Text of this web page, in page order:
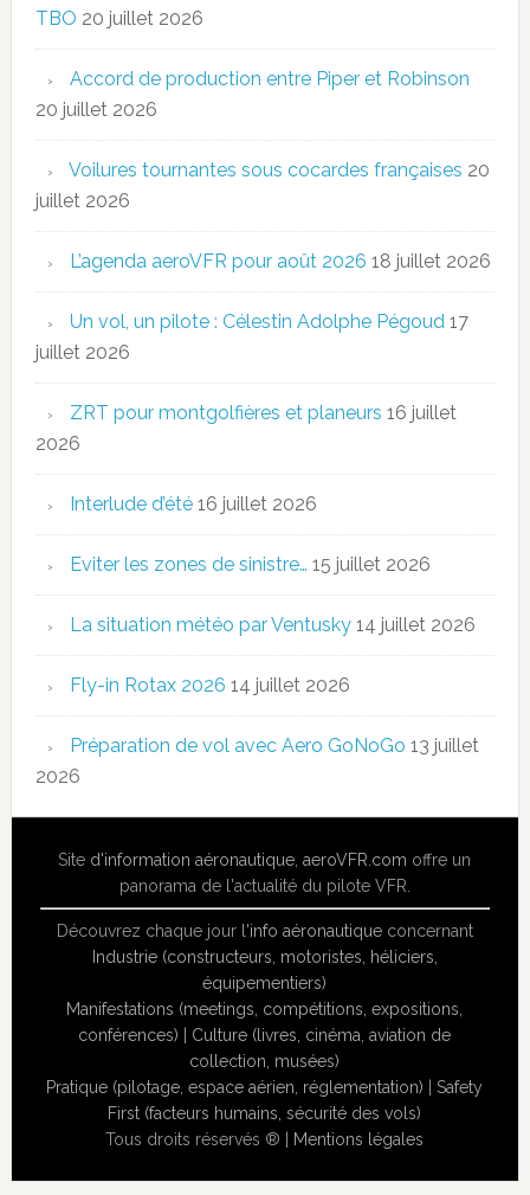
TBO 20 juillet 2026
Accord de production entre Piper et Robinson
20 juillet 2026
Voilures tournantes sous cocardes françaises 20
juillet 2026
L’agenda aeroVFR pour août 2026 18 juillet 2026
Un vol, un pilote : Célestin Adolphe Pégoud 17
juillet 2026
ZRT pour montgolfières et planeurs 16 juillet
2026
Interlude d’été 16 juillet 2026
Eviter les zones de sinistre… 15 juillet 2026
La situation météo par Ventusky 14 juillet 2026
Fly-in Rotax 2026 14 juillet 2026
Préparation de vol avec Aero GoNoGo 13 juillet
2026
Site d'information aéronautique,aeroVFR.com offre un
panorama de l'actualité du pilote VFR.
Découvrez chaque jour l'info aéronautiqueconcernant
Industrie (constructeurs, motoristes, héliciers,
équipementiers)
Manifestations (meetings, compétitions, expositions,
conférences)
Culture (livres, cinéma, aviation de
collection, musées)
Pratique (pilotage, espace aérien, réglementation) |Safety
First (facteurs humains, sécurité des vols)
Tous droits réservés ® | Mentions légales